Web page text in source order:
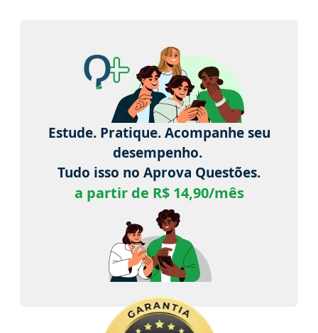
Estude. Pratique. Acompanhe seu
desempenho.
Tudo isso no Aprova Questões.
a partir de R$ 14,90/mês